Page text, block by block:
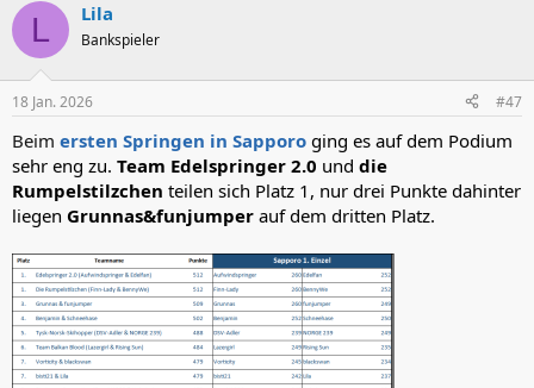
k
i
e
:
L Lila
Bankspieler
18 Jan. 2026 #47
Beim ersten Springen in Sapporo ging es auf dem Podium
sehr eng zu. Team Edelspringer 2.0 und die
Rumpelstilzchen teilen sich Platz 1, nur drei Punkte dahinter
liegen Grunnas&funjumper auf dem dritten Platz.